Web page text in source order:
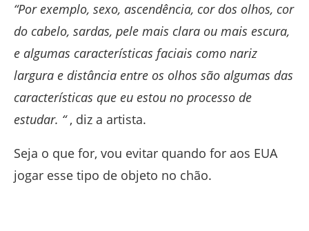
“Por exemplo, sexo, ascendência, cor dos olhos, cor
do cabelo, sardas, pele mais clara ou mais escura,
e algumas características faciais como nariz
largura e distância entre os olhos são algumas das
características que eu estou no processo de
estudar. “, diz a artista.
Seja o que for, vou evitar quando for aos EUA
jogar esse tipo de objeto no chão.